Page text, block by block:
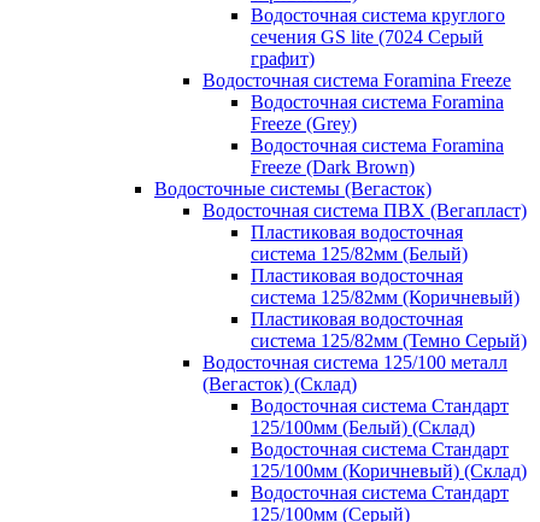
Водосточная система круглого
сечения GS lite (7024 Серый
графит)
Водосточная система Foramina Freeze
Водосточная система Foramina
Freeze (Grey)
Водосточная система Foramina
Freeze (Dark Brown)
Водосточные системы (Вегасток)
Водосточная система ПВХ (Вегапласт)
Пластиковая водосточная
система 125/82мм (Белый)
Пластиковая водосточная
система 125/82мм (Коричневый)
Пластиковая водосточная
система 125/82мм (Темно Серый)
Водосточная система 125/100 металл
(Вегасток) (Склад)
Водосточная система Стандарт
125/100мм (Белый) (Склад)
Водосточная система Стандарт
125/100мм (Коричневый) (Склад)
Водосточная система Стандарт
125/100мм (Серый)